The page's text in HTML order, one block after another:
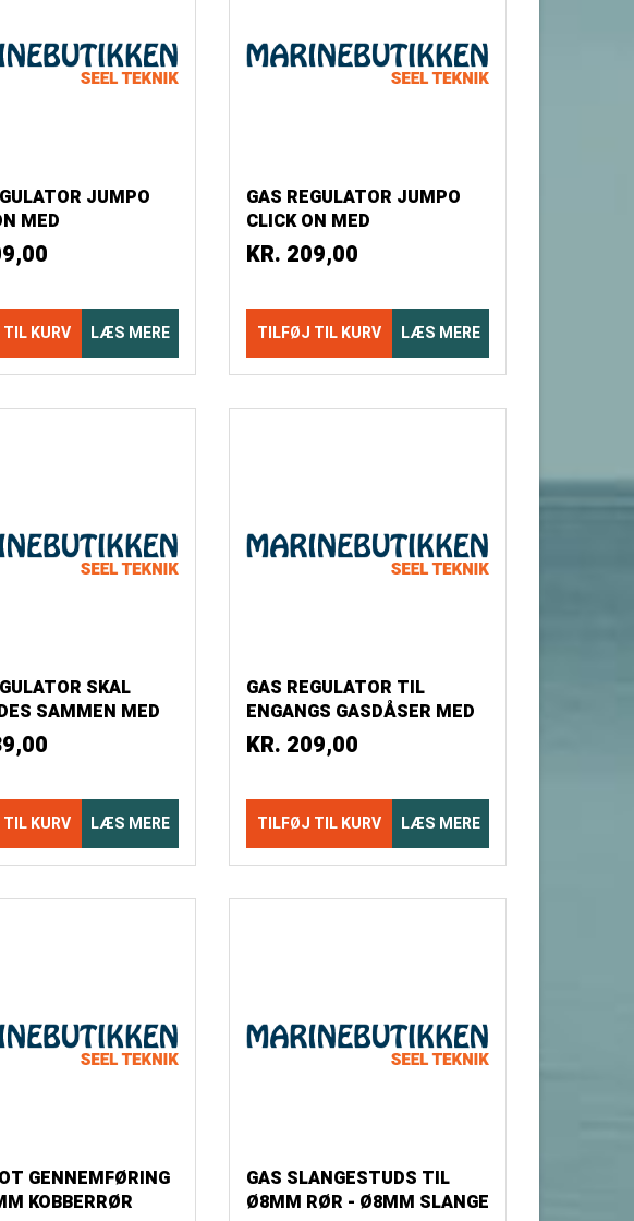
JUMPO
MED
&
KURV LÆS MERE
GAS REGULATOR JUMPO
CLICK ON MED
MANOMETER OG 1/4"
GEVIND
KR. 209,00
TILFØJ TIL KURV LÆS MERE
SKAL
SAMMEN MED
1094598
KURV LÆS MERE
GAS REGULATOR TIL
ENGANGS GASDÅSER MED
GEVIND
KR. 209,00
TILFØJ TIL KURV LÆS MERE
GENNEMFØRING
KOBBERRØR
GAS SLANGESTUDS TIL
Ø8MM RØR - Ø8MM SLANGE